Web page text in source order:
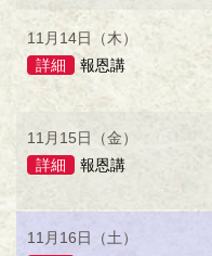
11月14日（木）
詳細
報恩講
11月15日（金）
詳細
報恩講
11月16日（土）